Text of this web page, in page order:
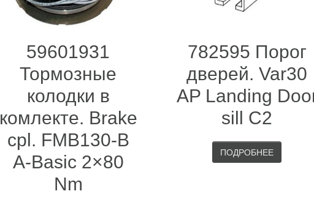
59601931
Тормозные
колодки в
комлекте. Brake
cpl. FMB130-B
A-Basic 2×80
Nm
782595 Порог
дверей. Var30
AP Landing
sill C2
ПОДРОБНЕЕ